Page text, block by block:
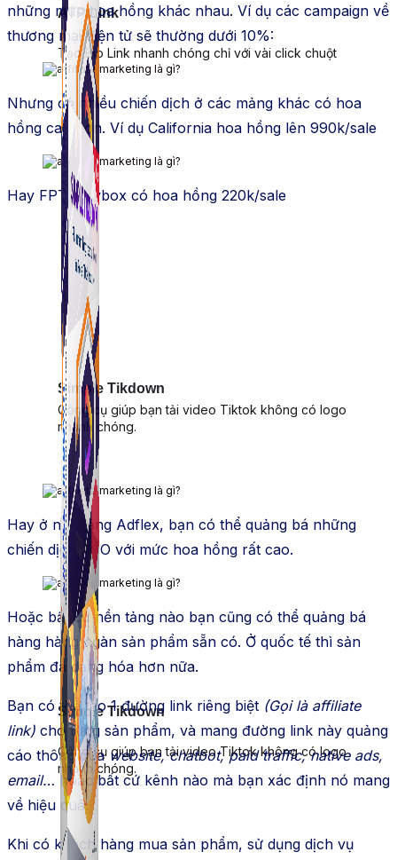
Simple Tikdown
Công cụ giúp bạn tải video Tiktok không có logo
nhanh chóng.
ATP Link
Tạo Bio Link nhanh chóng chỉ với vài click chuột
Simple Tikdown
Công cụ giúp bạn tải video Tiktok không có logo
nhanh chóng.
những mức hoa hồng khác nhau. Ví dụ các campaign về
thương mại điện tử sẽ thường dưới 10%:
Nhưng có nhiều chiến dịch ở các mảng khác có hoa
hồng cao hơn. Ví dụ California hoa hồng lên 990k/sale
Hay FPT Playbox có hoa hồng 220k/sale
Hay ở nền tảng Adflex, bạn có thể quảng bá những
chiến dịch CPO với mức hoa hồng rất cao.
Hoặc bất cứ nền tảng nào bạn cũng có thể quảng bá
hàng hàng ngàn sản phẩm sẵn có. Ở quốc tế thì sản
phẩm đa dạng hóa hơn nữa.
Bạn có thể tạo 1 đường link riêng biệt (Gọi là affiliate
link) cho từng sản phẩm, và mang đường link này quảng
cáo thông qua website, chatbot, paid traffic, native ads,
email… hoặc bất cứ kênh nào mà bạn xác định nó mang
về hiệu quả.
Khi có khách hàng mua sản phẩm, sử dụng dịch vụ